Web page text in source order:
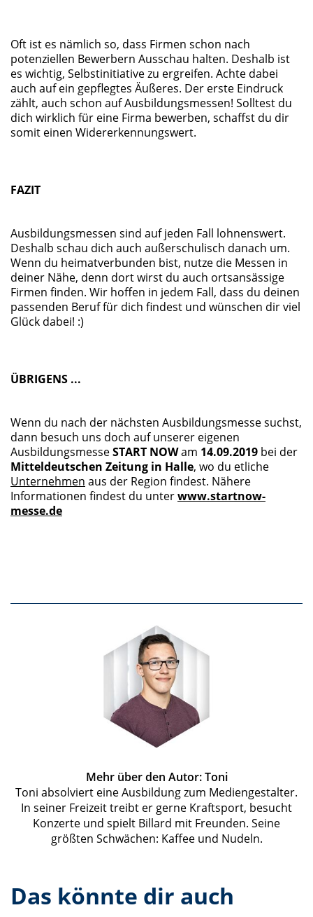
Oft ist es nämlich so, dass Firmen schon nach
potenziellen Bewerbern Ausschau halten. Deshalb ist
es wichtig, Selbstinitiative zu ergreifen. Achte dabei
auch auf ein gepflegtes Äußeres. Der erste Eindruck
zählt, auch schon auf Ausbildungsmessen! Solltest du
dich wirklich für eine Firma bewerben, schaffst du dir
somit einen Widererkennungswert.
FAZIT
Ausbildungsmessen sind auf jeden Fall lohnenswert.
Deshalb schau dich auch außerschulisch danach um.
Wenn du heimatverbunden bist, nutze die Messen in
deiner Nähe, denn dort wirst du auch ortsansässige
Firmen finden. Wir hoffen in jedem Fall, dass du deinen
passenden Beruf für dich findest und wünschen dir viel
Glück dabei! :)
ÜBRIGENS ...
Wenn du nach der nächsten Ausbildungsmesse suchst,
dann besuch uns doch auf unserer eigenen
AusbildungsmesseSTART NOWam 14.09.2019 bei der
Mitteldeutschen Zeitung in Halle, wo du etliche
Unternehmen aus der Region findest. Nähere
Informationen findest du unterwww.startnow-
messe.de
Mehr über den Autor: Toni
Toni absolviert eine Ausbildung zum Mediengestalter.
In seiner Freizeit treibt er gerne Kraftsport, besucht
Konzerte und spielt Billard mit Freunden. Seine
größten Schwächen: Kaffee und Nudeln.
Das könnte dir auch